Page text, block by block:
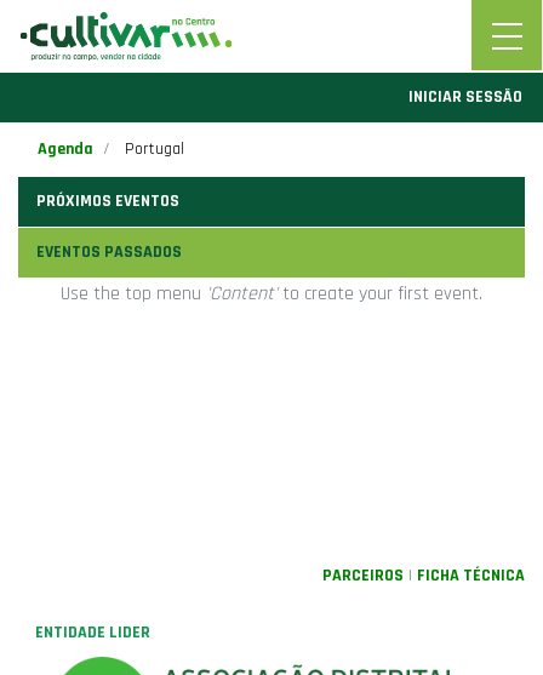
INICIAR SESSÃO
Agenda Portugal
PRÓXIMOS EVENTOS
EVENTOS PASSADOS
Use the top menu 'Content'to create your first event.
PARCEIROS | FICHA TÉCNICA
ENTIDADE LIDER